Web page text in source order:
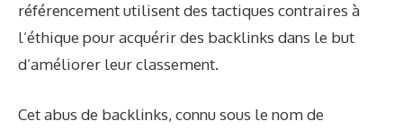
référencement utilisent des tactiques contraires à
l’éthique pour acquérir des backlinks dans le but
d’améliorer leur classement.
Cet abus de backlinks, connu sous le nom de